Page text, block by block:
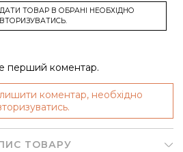
ТОВАР В ОБРАНІ НЕОБХІДНО
перший коментар.
коментар, необхідно
ТОВАРУ